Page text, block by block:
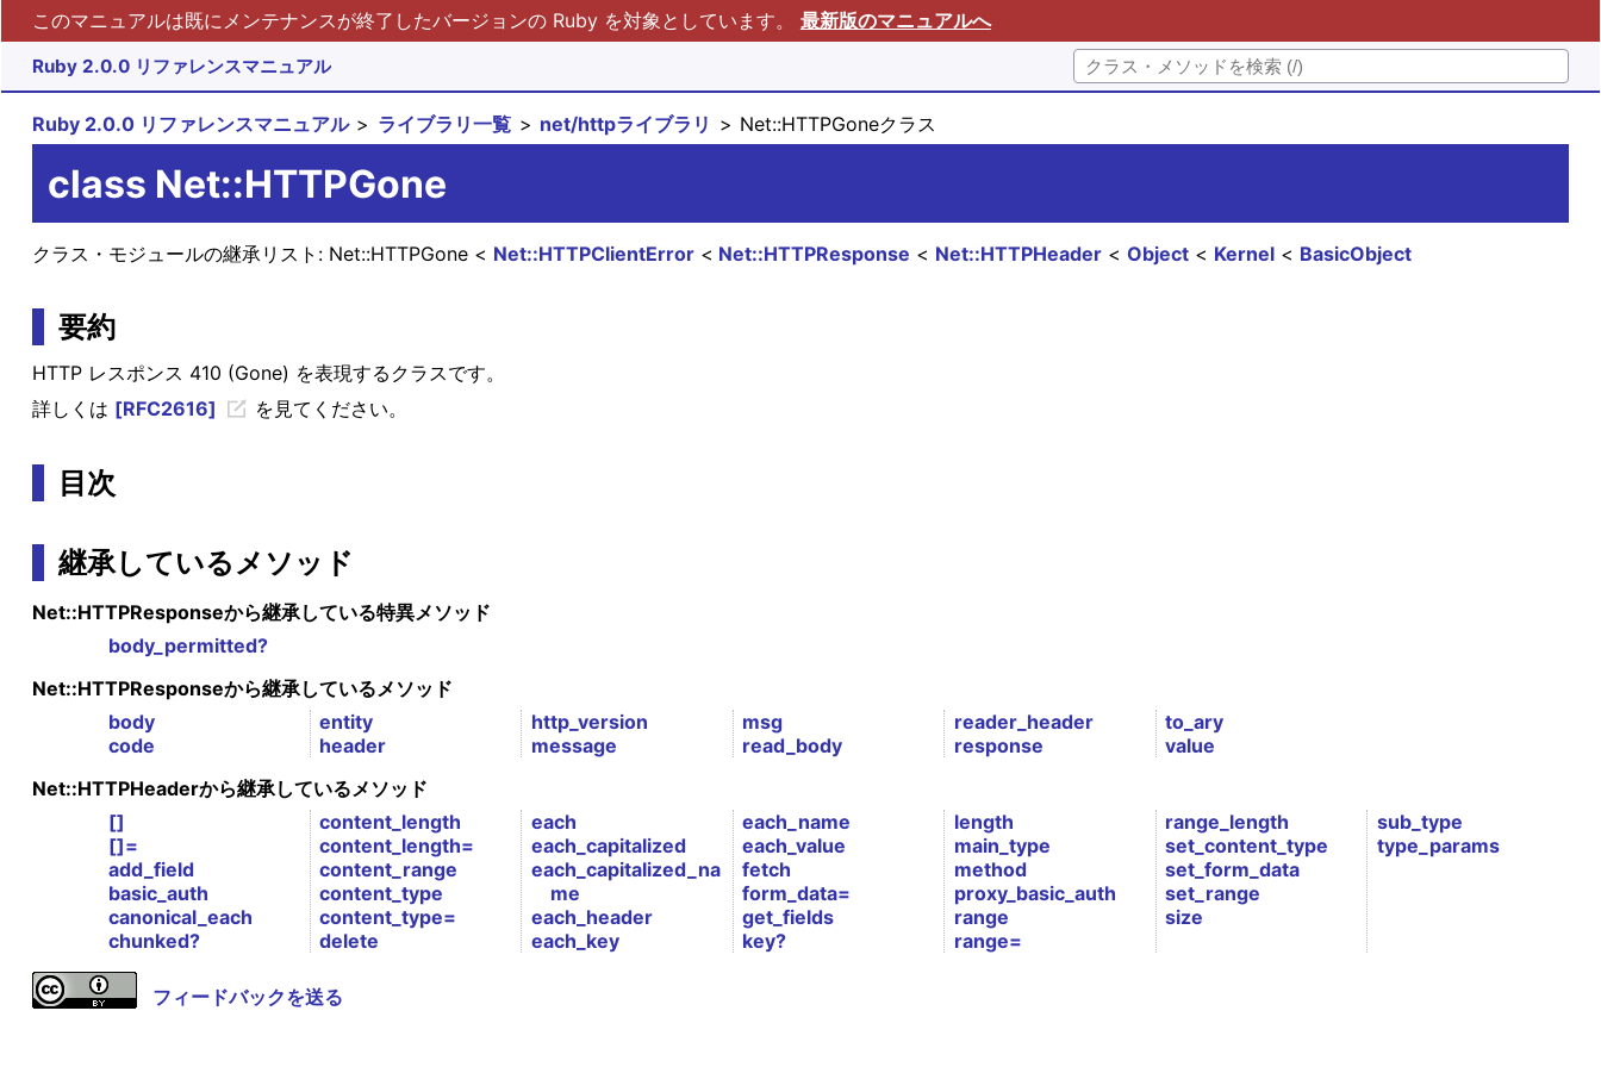
このマニュアルは既にメンテナンスが終了したバージョンの Ruby を対象としています。 最新版のマニュアルへ
Ruby 2.0.0 リファレンスマニュアル
Ruby 2.0.0 リファレンスマニュアル ライブラリ一覧 net/httpライブラリ Net::HTTPGoneクラス
class Net::HTTPGone
クラス・モジュールの継承リスト: BasicObject
Kernel
Object
Net::HTTPHeader
Net::HTTPResponse
Net::HTTPClientError
Net::HTTPGone
要約
HTTP レスポンス 410 (Gone) を表現するクラスです。
詳しくは [RFC2616] を見てください。
目次
継承しているメソッド
Net::HTTPResponseから継承している特異メソッド
body_permitted?
Net::HTTPResponseから継承しているメソッド
body
code
entity
header
http_version
message
msg
read_body
reader_header
response
to_ary
value
Net::HTTPHeaderから継承しているメソッド
[]
[]=
add_field
basic_auth
canonical_each
chunked?
content_length
content_length=
content_range
content_type
content_type=
delete
each
each_capitalized
each_capitalized_na
me
each_header
each_key
each_name
each_value
fetch
form_data=
get_fields
key?
length
main_type
method
proxy_basic_auth
range
range=
range_length
set_content_type
set_form_data
set_range
size
sub_type
type_params
フィードバックを送る